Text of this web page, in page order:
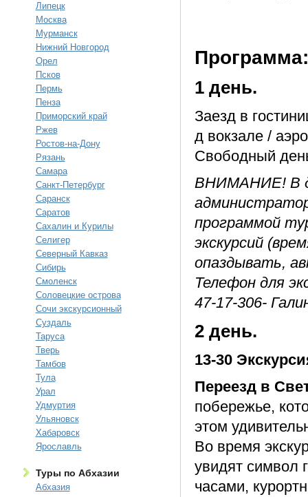
Липецк
Москва
Мурманск
Нижний Новгород
Орел
Псков
Пермь
Пенза
Приморский край
Ржев
Ростов-на-Дону
Рязань
Самара
Санкт-Петербург
Саранск
Саратов
Сахалин и Курилы
Селигер
Северный Кавказ
Сибирь
Смоленск
Соловецкие острова
Сочи экскурсионный
Суздаль
Таруса
Тверь
Тамбов
Тула
Урал
Удмуртия
Ульяновск
Хабаровск
Ярославль
Туры по Абхазии
Абхазия
Программа:
1 день.
Заезд в
д вокзале /
Свободный
ВНИМАНИЕ! В
программой
экскурсий
опаздывать,
Телефон для
47-17-306-
2 день.
13-30
Переезд в
побережье,
этом
Во время
увидят символ
часами,